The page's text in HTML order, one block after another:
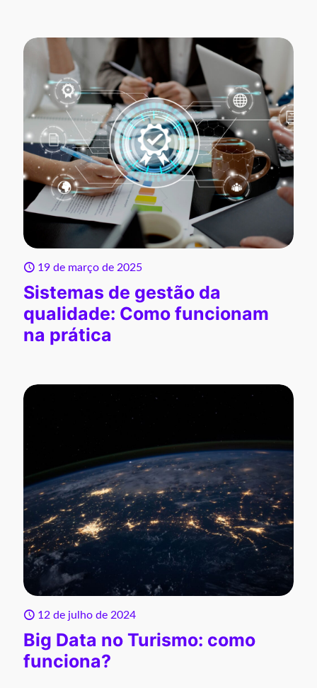
19 de março de 2025
Sistemas de gestão da
qualidade: Como funcionam
na prática
12 de julho de 2024
Big Data no Turismo: como
funciona?